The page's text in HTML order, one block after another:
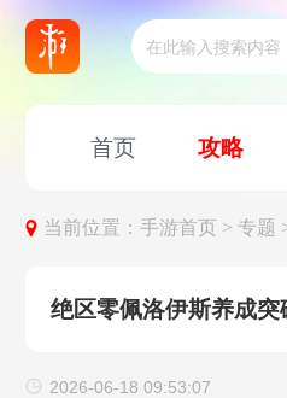
首页 攻略
当前位置：手游首页 >专题
绝区零佩洛伊斯养成突
2026-06-18 09:53:07